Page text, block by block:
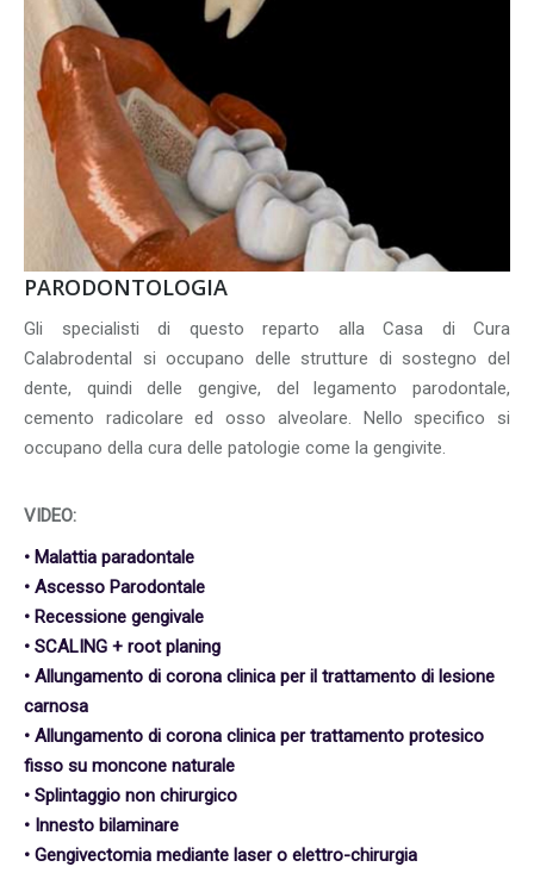
PARODONTOLOGIA
Gli specialisti di questo reparto alla Casa di Cura
Calabrodental si occupano delle strutture di sostegno del
dente, quindi delle gengive, del legamento parodontale,
cemento radicolare ed osso alveolare. Nello specifico si
occupano della cura delle patologie come la gengivite.
VIDEO:
• Malattia paradontale
• Ascesso Parodontale
• Recessione gengivale
• SCALING + root planing
• Allungamento di corona clinica per il trattamento di lesione
carnosa
• Allungamento di corona clinica per trattamento protesico
fisso su moncone naturale
• Splintaggio non chirurgico
• Innesto bilaminare
• Gengivectomia mediante laser o elettro-chirurgia